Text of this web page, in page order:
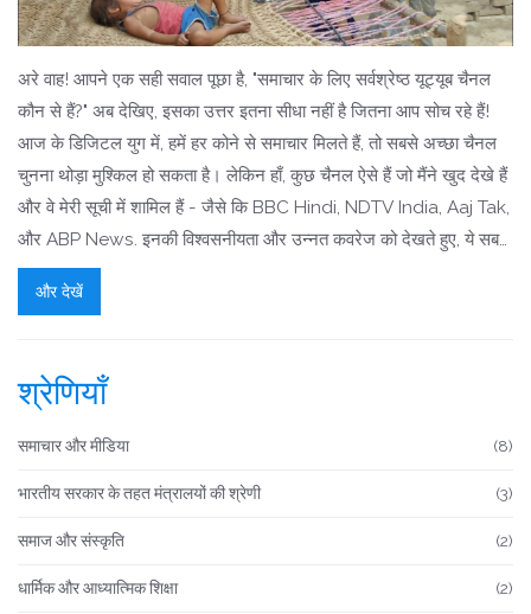
अरे वाह! आपने एक सही सवाल पूछा है, "समाचार के लिए सर्वश्रेष्ठ यूट्यूब चैनल
कौन से हैं?" अब देखिए, इसका उत्तर इतना सीधा नहीं है जितना आप सोच रहे हैं!
आज के डिजिटल युग में, हमें हर कोने से समाचार मिलते हैं, तो सबसे अच्छा चैनल
चुनना थोड़ा मुश्किल हो सकता है। लेकिन हाँ, कुछ चैनल ऐसे हैं जो मैंने खुद देखे हैं
और वे मेरी सूची में शामिल हैं - जैसे कि BBC Hindi, NDTV India, Aaj Tak,
और ABP News. इनकी विश्वसनीयता और उन्नत कवरेज को देखते हुए, ये सबसे
अच्छे विकल्प हो सकते हैं। हाँ लेकिन, याद रखिए, जैसे हम खाना चखते हैं, ठीक वैसे
ही खबरों को भी चखना चाहिए! अपनी समझ और विचारशीलता को बनाए रखिए!
और देखें
श्रेणियाँ
समाचार और मीडिया (8)
भारतीय सरकार के तहत मंत्रालयों की श्रेणी (3)
समाज और संस्कृति (2)
धार्मिक और आध्यात्मिक शिक्षा (2)